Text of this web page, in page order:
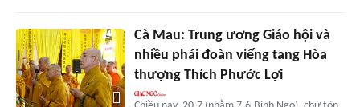
Cà Mau: Trung ương Giáo hội và
nhiều phái đoàn viếng tang Hòa
thượng Thích Phước Lợi